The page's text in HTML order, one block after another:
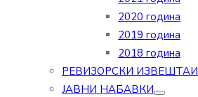
2020 година
2019 година
2018 година
РЕВИЗОРСКИ ИЗВЕШТАИ
ЈАВНИ НАБАВКИ